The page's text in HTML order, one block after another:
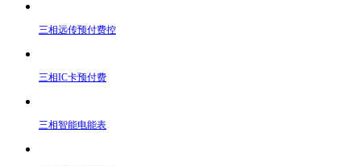
三相远传预付费控
三相IC卡预付费
三相智能电能表